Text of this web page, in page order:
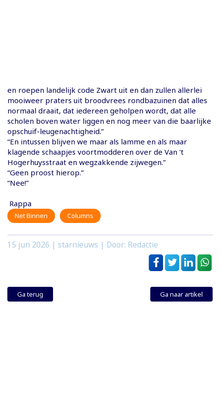
en roepen landelijk code Zwart uit en dan zullen allerlei
mooiweer praters uit broodvrees rondbazuinen dat alles
normaal draait, dat iedereen geholpen wordt, dat alle
scholen boven water liggen en nog meer van die baarlijke
opschuif-leugenachtigheid.”
“En intussen blijven we maar als lamme en als maar
klagende schaapjes voortmodderen over de Van 't
Hogerhuysstraat en wegzakkende zijwegen.”
“Geen proost hierop.”
“Nee!”
Rappa
Net Binnen Columns
15 jun 2026 | starnieuws | Door: Redactie
Ga terug Ga naar artikel